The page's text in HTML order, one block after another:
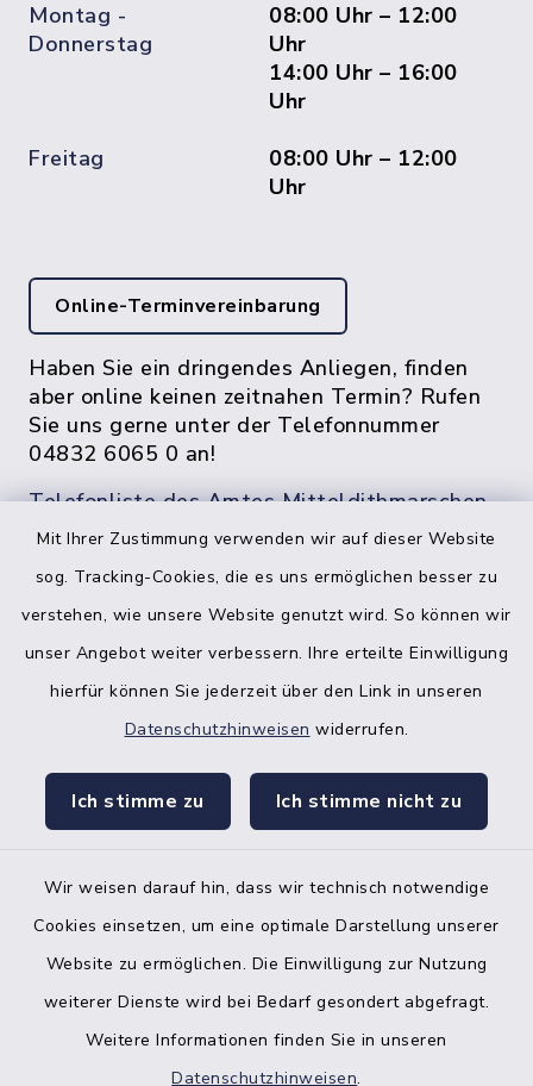
Mit Ihrer Zustimmung verwenden wir auf dieser Website
sog. Tracking-Cookies, die es uns ermöglichen besser zu
verstehen, wie unsere Website genutzt wird. So können wir
unser Angebot weiter verbessern. Ihre erteilte Einwilligung
hierfür können Sie jederzeit über den Link in unseren
Datenschutzhinweisen widerrufen.
Ich stimme zu Ich stimme nicht zu
Wir weisen darauf hin, dass wir technisch notwendige
Cookies einsetzen, um eine optimale Darstellung unserer
Website zu ermöglichen. Die Einwilligung zur Nutzung
weiterer Dienste wird bei Bedarf gesondert abgefragt.
Weitere Informationen finden Sie in unseren
Datenschutzhinweisen.
Montag -
Donnerstag
08:00 Uhr – 12:00
Uhr
14:00 Uhr – 16:00
Uhr
Freitag
08:00 Uhr – 12:00
Uhr
Online-Terminvereinbarung
Haben Sie ein dringendes Anliegen, finden
aber online keinen zeitnahen Termin? Rufen
Sie uns gerne unter der Telefonnummer
04832 6065 0 an!
Telefonliste des Amtes Mitteldithmarschen
facebook
Bankverbindung der Amtskasse
Barrierefreiheit